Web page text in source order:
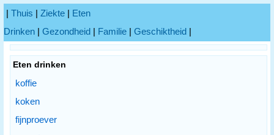
| Thuis | Ziekte | Eten
Drinken | Gezondheid | Familie | Geschiktheid |
Eten drinken
koffie
koken
fijnproever